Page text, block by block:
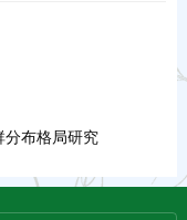
分布格局研究